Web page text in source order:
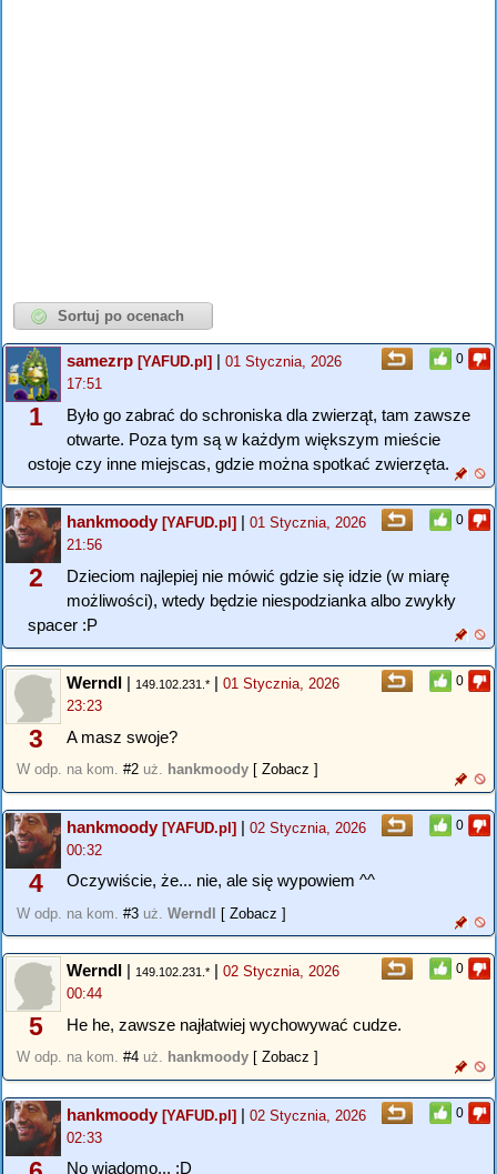
0
1
samezrp [YAFUD.pl] | 01 Stycznia, 2026
17:51
Było go zabrać do schroniska dla zwierząt, tam zawsze
otwarte. Poza tym są w każdym większym mieście
ostoje czy inne miejscas, gdzie można spotkać zwierzęta.
0
2
hankmoody[YAFUD.pl] | 01 Stycznia, 2026
21:56
Dzieciom najlepiej nie mówić gdzie się idzie (w miarę
możliwości), wtedy będzie niespodzianka albo zwykły
spacer :P
0
3
Werndl | 149.102.231.* | 01 Stycznia, 2026
23:23
A masz swoje?
W odp. na kom. #2 uż. hankmoody [ Zobacz ]
0
4
hankmoody[YAFUD.pl] | 02 Stycznia, 2026
00:32
Oczywiście, że... nie, ale się wypowiem ^^
W odp. na kom. #3 uż. Werndl [ Zobacz ]
0
5
Werndl | 149.102.231.* | 02 Stycznia, 2026
00:44
He he, zawsze najłatwiej wychowywać cudze.
W odp. na kom. #4 uż. hankmoody [ Zobacz ]
0
hankmoody[YAFUD.pl] | 02 Stycznia, 2026
02:33
No wiadomo... :D